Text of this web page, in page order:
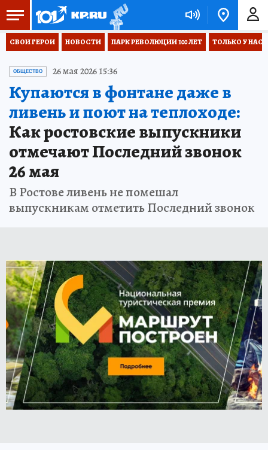
СВОИ ГЕРОИ НОВОСТИ ПАРК РЕВОЛЮЦИИ 100 ЛЕТ ТОЛЬКО У НАС
ОБЩЕСТВО 26 мая 2026 15:36
Купаются в фонтане даже в
ливень и поют на теплоходе:
Как ростовские выпускники
отмечают Последний звонок
26 мая
В Ростове ливень не помешал
выпускникам отметить Последний звонок